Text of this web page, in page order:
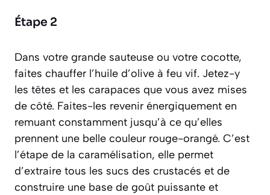
Étape 2
Dans votre grande sauteuse ou votre cocotte,
faites chauffer l’huile d’olive à feu vif. Jetez-y
les têtes et les carapaces que vous avez mises
de côté. Faites-les revenir énergiquement en
remuant constamment jusqu’à ce qu’elles
prennent une belle couleur rouge-orangé. C’est
l’étape de la caramélisation, elle permet
d’extraire tous les sucs des crustacés et de
construire une base de goût puissante et